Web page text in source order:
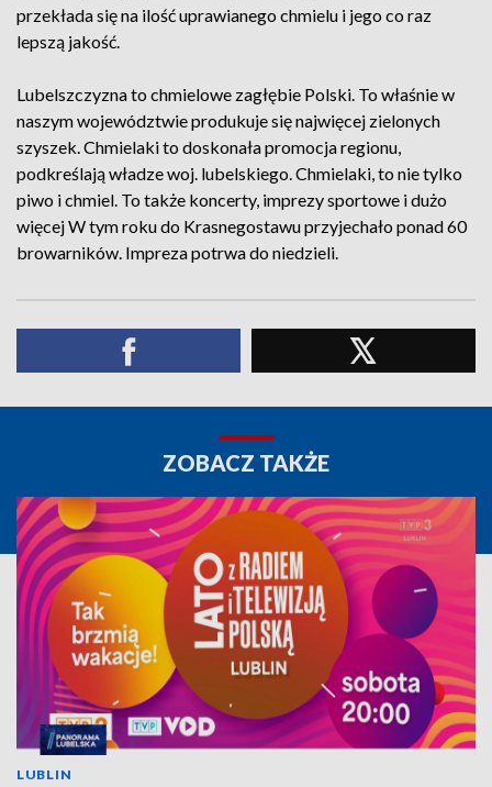
przekłada się na ilość uprawianego chmielu i jego co raz
lepszą jakość.
Lubelszczyzna to chmielowe zagłębie Polski. To właśnie w
naszym województwie produkuje się najwięcej zielonych
szyszek. Chmielaki to doskonała promocja regionu,
podkreślają władze woj. lubelskiego. Chmielaki, to nie tylko
piwo i chmiel. To także koncerty, imprezy sportowe i dużo
więcej W tym roku do Krasnegostawu przyjechało ponad 60
browarników. Impreza potrwa do niedzieli.
ZOBACZ TAKŻE
LUBLIN